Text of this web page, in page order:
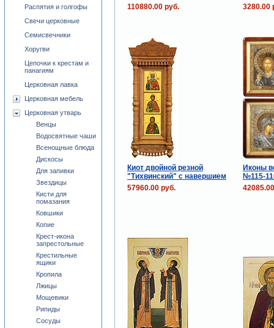
110880.00 руб.
3280.00
Киот двойной резной
"Тихвинский" с навершием
Иконы
№115-
57960.00 руб.
Распятия и голгофы
Свечи церковные
Семисвечники
Хоругви
Цепочки к крестам и
панагиям
Церковная лавка
Церковная мебель
Церковная утварь
Венцы
Водосвятные чаши
Всенощные блюда
Дискосы
Для запивки
Звездицы
Кисти для
помазания
Ковшики
Копие
Крест-икона
запрестольные
Крестильные
ящики
Кропила
Лжицы
Мощевики
Рипиды
Сосуды